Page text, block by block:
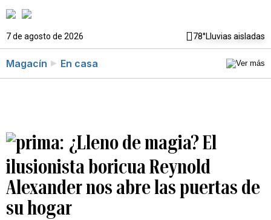
7 de agosto de 2026 78°Lluvias aisladas
Magacín En casa
¿Lleno de magia? El
ilusionista boricua Reynold
Alexander nos abre las puertas de
su hogar